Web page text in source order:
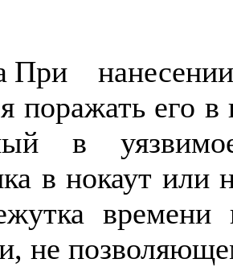
При
поражать его
в
в нокаут или
времени
не